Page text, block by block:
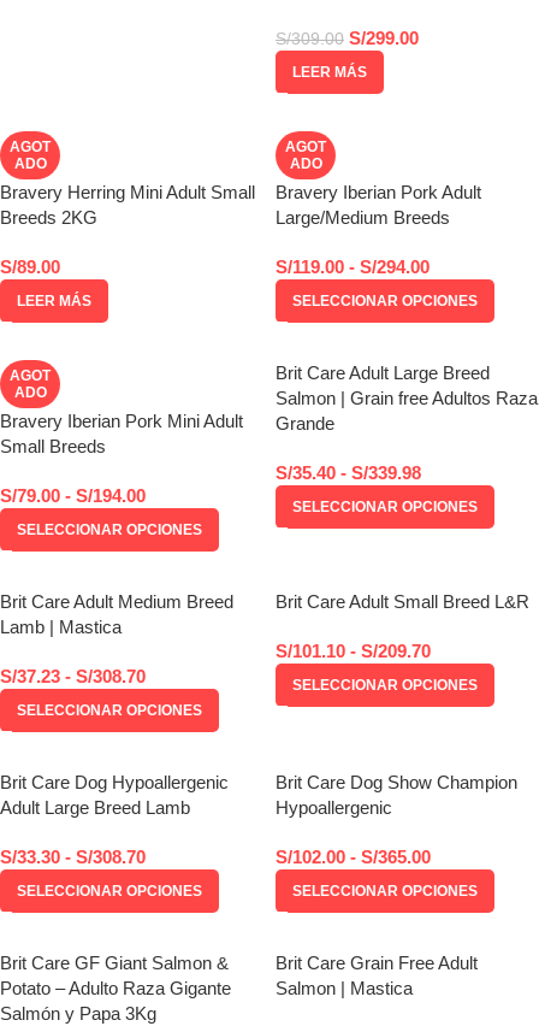
S/309.00 S/299.00
LEER MÁS
AGOT
ADO
Bravery Herring Mini Adult Small
Breeds 2KG
S/89.00
LEER MÁS
AGOT
ADO
Bravery Iberian Pork Adult
Large/Medium Breeds
S/119.00 - S/294.00
SELECCIONAR OPCIONES
AGOT
ADO
Bravery Iberian Pork Mini Adult
Small Breeds
S/79.00 - S/194.00
SELECCIONAR OPCIONES
Brit Care Adult Large Breed
Salmon | Grain free Adultos Raza
Grande
S/35.40 - S/339.98
SELECCIONAR OPCIONES
Brit Care Adult Medium Breed
Lamb | Mastica
S/37.23 - S/308.70
SELECCIONAR OPCIONES
Brit Care Adult Small Breed L&R
S/101.10 - S/209.70
SELECCIONAR OPCIONES
Brit Care Dog Hypoallergenic
Adult Large Breed Lamb
S/33.30 - S/308.70
SELECCIONAR OPCIONES
Brit Care Dog Show Champion
Hypoallergenic
S/102.00 - S/365.00
SELECCIONAR OPCIONES
Brit Care GF Giant Salmon &
Potato – Adulto Raza Gigante
Salmón y Papa 3Kg
Brit Care Grain Free Adult
Salmon | Mastica